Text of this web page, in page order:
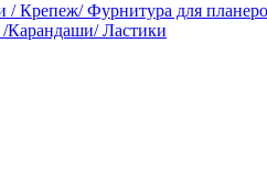
Крепеж/ Фурнитура для
Ластики